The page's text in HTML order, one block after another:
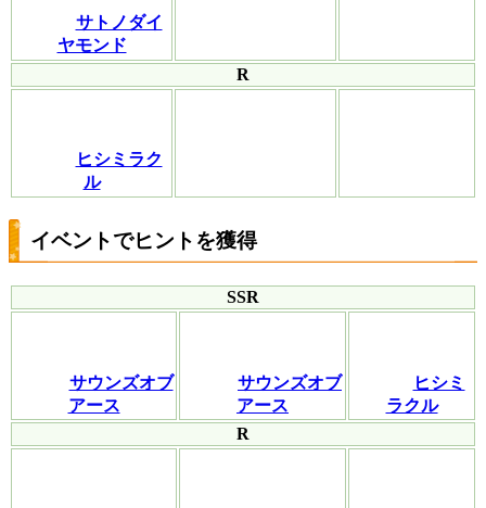
サトノダイ
ヤモンド
R
ヒシミラク
ル
イベントでヒントを獲得
SSR
サウンズオブ
アース
サウンズオブ
アース
ヒシミ
ラクル
R